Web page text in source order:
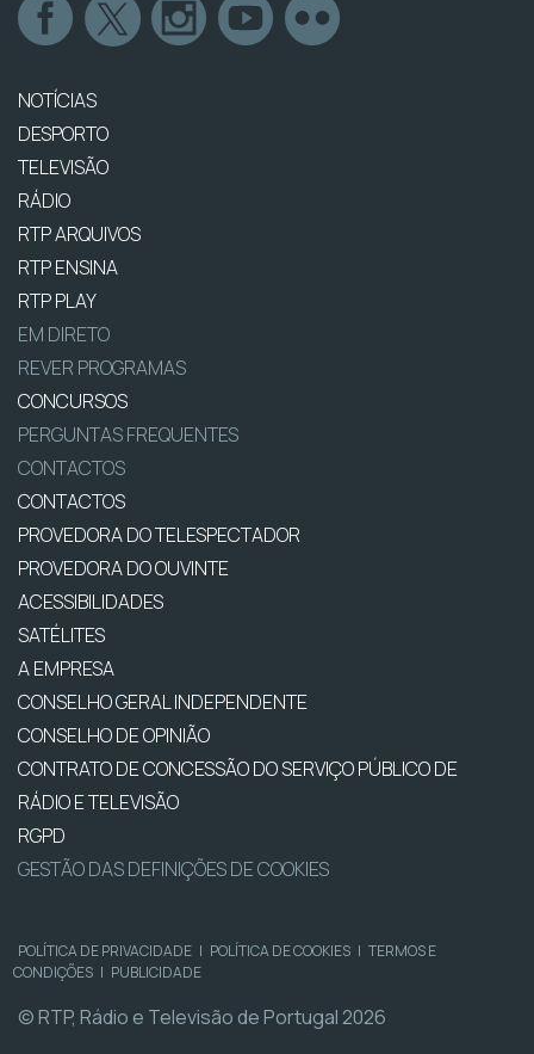
NOTÍCIAS
DESPORTO
TELEVISÃO
RÁDIO
RTP ARQUIVOS
RTP ENSINA
RTP PLAY
EM DIRETO
REVER PROGRAMAS
CONCURSOS
PERGUNTAS FREQUENTES
CONTACTOS
CONTACTOS
PROVEDORA DO TELESPECTADOR
PROVEDORA DO OUVINTE
ACESSIBILIDADES
SATÉLITES
A EMPRESA
CONSELHO GERAL INDEPENDENTE
CONSELHO DE OPINIÃO
CONTRATO DE CONCESSÃO DO SERVIÇO PÚBLICO DE
RÁDIO E TELEVISÃO
RGPD
GESTÃO DAS DEFINIÇÕES DE COOKIES
POLÍTICA DE PRIVACIDADE | POLÍTICA DE COOKIES | TERMOS E
CONDIÇÕES | PUBLICIDADE
© RTP, Rádio e Televisão de Portugal 2026